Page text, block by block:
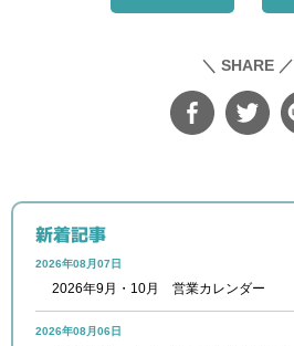
＼ SHARE ／
新着記事
2026年08月07日
2026年9月・10月 営業カレンダー
2026年08月06日